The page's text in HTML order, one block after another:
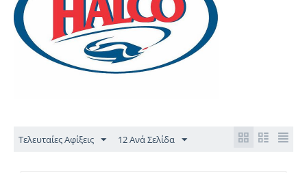
Τελευταίες Αφίξεις 12 Ανά Σελίδα